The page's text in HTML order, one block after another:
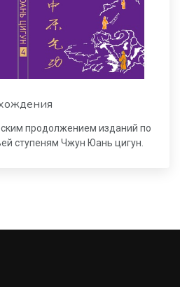
продолжением изданий по
ступеням Чжун Юань цигун.